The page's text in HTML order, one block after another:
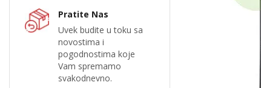
Pratite Nas
Uvek budite u toku sa
novostima i
pogodnostima koje
Vam spremamo
svakodnevno.